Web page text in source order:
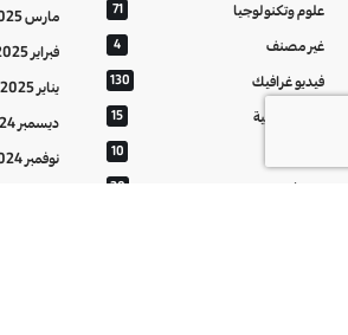
علوم وتكنولوجيا 71
غير مصنف 4
فيديو غرافيك 130
معالم عراقية 15
10
منوعات 20
مارس 2025
فبراير 2025
يناير 2025
ديسمبر 2024
نوفمبر 2024